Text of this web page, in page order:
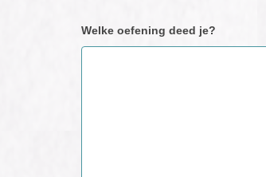
Neem
Welke oefening deed je?